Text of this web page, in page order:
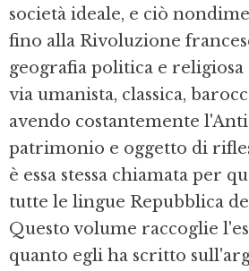
società ideale, e ciò
fino alla Rivoluzione
geografia politica e
via umanista, classica,
avendo costantemente
patrimonio e oggetto di
è essa stessa chiamata per
tutte le lingue Repubblica
Questo volume raccoglie
quanto egli ha scritto